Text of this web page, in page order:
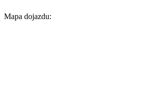
Mapa dojazdu: